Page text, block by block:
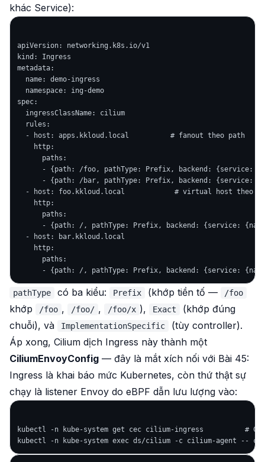
khác Service):
apiVersion: networking.k8s.io/v1
kind: Ingress
metadata:
  name: demo-ingress
  namespace: ing-demo
spec:
  ingressClassName: cilium
  rules:
  - host: apps.kkloud.local          # fanout theo path
    http:
      paths:
- {path: /foo, pathType: Prefix, backend: {service:
- {path: /bar, pathType: Prefix, backend: {service:
- host: foo.kkloud.local            # virtual host theo
    http:
      paths:
- {path: /, pathType: Prefix, backend: {service:
  - host: bar.kkloud.local
    http:
      paths:
pathType có ba kiểu: Prefix (khớp tiền tố — /foo
khớp /foo , /foo/ , /foo/x ), Exact
(khớp đúng
chuỗi), và
ImplementationSpecific
(tùy controller).
Áp xong, Cilium dịch Ingress này thành một
CiliumEnvoyConfig — đây là mắt xích nối với Bài 45:
Ingress là khai báo mức Kubernetes, còn thứ thật sự
chạy là listener Envoy do eBPF dẫn lưu lượng vào:
kubectl -n kube-system get cec cilium-ingress          #